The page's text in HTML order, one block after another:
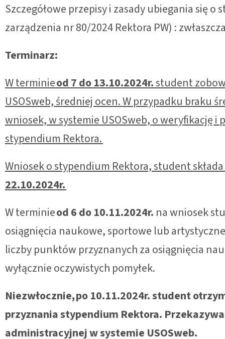
Szczegółowe przepisy i zasady ubiegania się
zarządzenia nr 80/2024 Rektora PW) :
Terminarz:
W terminieod 7 do 13.10.2024r.student
USOSweb, średniej ocen. W przypadku braku
wniosek, w systemie USOSweb, o weryfikację
stypendium Rektora.
Wniosek o stypendium Rektora, student
22.10.2024r.
W terminieod 6 do 10.11.2024r. na wniosek
osiągnięcia naukowe, sportowe lub
liczby punktów przyznanych za osiągnięcia
wyłącznie oczywistych pomyłek.
Niezwłocznie,po 10.11.2024r. student
przyznania stypendium Rektora.
administracyjnej w systemie USOSweb.